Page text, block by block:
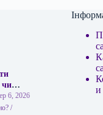
чи
6, 2026
/
и